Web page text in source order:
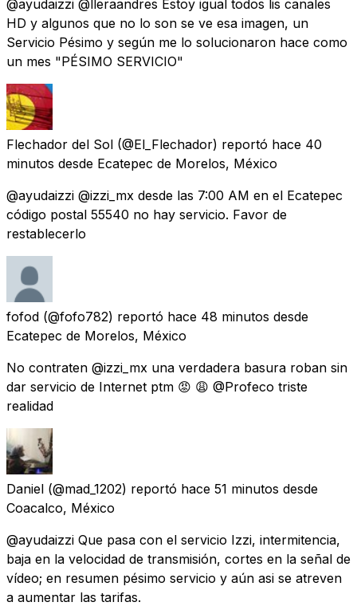
@ayudaizzi @lleraandres Estoy igual todos lis canales
HD y algunos que no lo son se ve esa imagen, un
Servicio Pésimo y según me lo solucionaron hace como
un mes "PÉSIMO SERVICIO"
Flechador del Sol (@El_Flechador) reportó hace 40
minutos desde Ecatepec de Morelos, México
@ayudaizzi @izzi_mx desde las 7:00 AM en el Ecatepec
código postal 55540 no hay servicio. Favor de
restablecerlo
fofod (@fofo782) reportó hace 48 minutos desde
Ecatepec de Morelos, México
No contraten @izzi_mx una verdadera basura roban sin
dar servicio de Internet ptm 😡 😩 @Profeco triste
realidad
Daniel (@mad_1202) reportó hace 51 minutos desde
Coacalco, México
@ayudaizzi Que pasa con el servicio Izzi, intermitencia,
baja en la velocidad de transmisión, cortes en la señal de
vídeo; en resumen pésimo servicio y aún asi se atreven
a aumentar las tarifas.